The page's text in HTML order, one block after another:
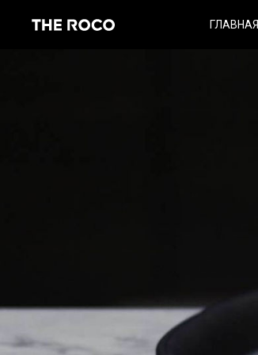
ГЛАВНАЯ